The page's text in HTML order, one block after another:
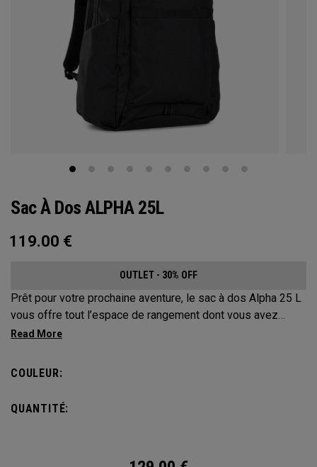
Sac À Dos ALPHA 25L
119.00 €
OUTLET - 30% OFF
Prêt pour votre prochaine aventure, le sac à dos Alpha 25 L
vous offre tout l’espace de rangement dont vous avez
besoin sans compromettre votre style. Doté d’un
bouteille d’eau et d’une poche avant pour ranger vos
échapper le temps d’un week-end.
COULEUR:
QUANTITÉ: